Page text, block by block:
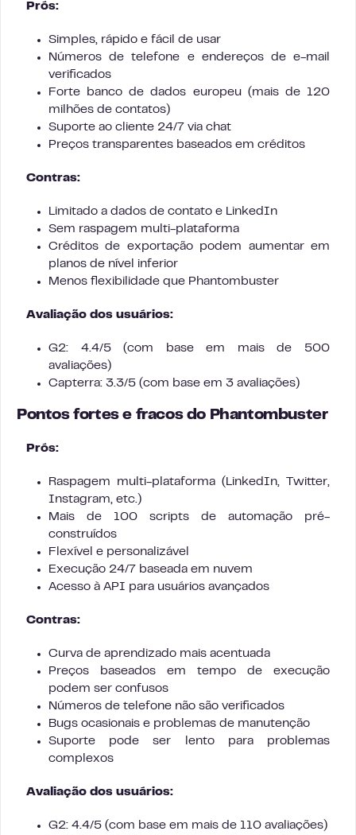
Prós:
Simples, rápido e fácil de usar
Números de telefone e endereços de e-mail
verificados
Forte banco de dados europeu (mais de 120
milhões de contatos)
Suporte ao cliente 24/7 via chat
Preços transparentes baseados em créditos
Contras:
Limitado a dados de contato e LinkedIn
Sem raspagem multi-plataforma
Créditos de exportação podem aumentar em
planos de nível inferior
Menos flexibilidade que Phantombuster
Avaliação dos usuários:
G2: 4.4/5 (com base em mais de 500
avaliações)
Capterra: 3.3/5 (com base em 3 avaliações)
Pontos fortes e fracos do Phantombuster
Prós:
Raspagem multi-plataforma (LinkedIn, Twitter,
Instagram, etc.)
Mais de 100 scripts de automação pré-
construídos
Flexível e personalizável
Execução 24/7 baseada em nuvem
Acesso à API para usuários avançados
Contras:
Curva de aprendizado mais acentuada
Preços baseados em tempo de execução
podem ser confusos
Números de telefone não são verificados
Bugs ocasionais e problemas de manutenção
Suporte pode ser lento para problemas
complexos
Avaliação dos usuários:
G2: 4.4/5 (com base em mais de 110 avaliações)